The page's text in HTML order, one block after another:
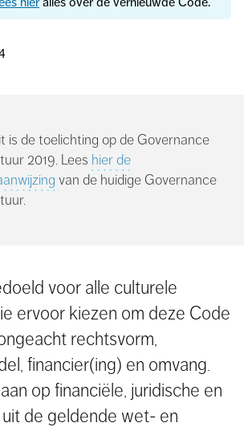
is de toelichting op de Governance
2019. Lees hier de
van de huidige Governance
voor alle culturele
ervoor kiezen om deze Code
rechtsvorm,
financier(ing) en omvang.
op financiële, juridische en
de geldende wet- en